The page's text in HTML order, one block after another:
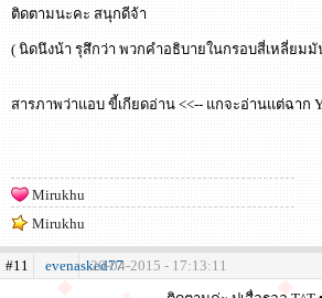
ติดตามนะคะ สนุกดีจ้า
( นิดนึงน้า รุสึกว่า พวกคำอธิบายในกรอบสี่เหลี่ยม
สารภาพว่าแอบ ขี้เกียดอ่าน <<-- แกจะอ่านแต่ฉาก
Mirukhu
Mirukhu
#11 evenasked7720-04-2015 - 17:13:11